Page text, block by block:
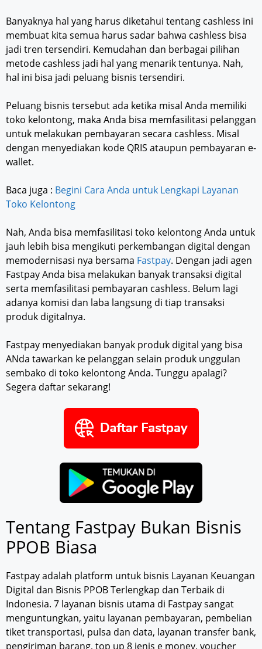
Banyaknya hal yang harus diketahui tentang cashless ini
membuat kita semua harus sadar bahwa cashless bisa
jadi tren tersendiri. Kemudahan dan berbagai pilihan
metode cashless jadi hal yang menarik tentunya. Nah,
hal ini bisa jadi peluang bisnis tersendiri.
Peluang bisnis tersebut ada ketika misal Anda memiliki
toko kelontong, maka Anda bisa memfasilitasi pelanggan
untuk melakukan pembayaran secara cashless. Misal
dengan menyediakan kode QRIS ataupun pembayaran e-
wallet.
Baca juga : Begini Cara Anda untuk Lengkapi Layanan
Toko Kelontong
Nah, Anda bisa memfasilitasi toko kelontong Anda untuk
jauh lebih bisa mengikuti perkembangan digital dengan
memodernisasi nya bersama Fastpay. Dengan jadi agen
Fastpay Anda bisa melakukan banyak transaksi digital
serta memfasilitasi pembayaran cashless. Belum lagi
adanya komisi dan laba langsung di tiap transaksi
produk digitalnya.
Fastpay menyediakan banyak produk digital yang bisa
ANda tawarkan ke pelanggan selain produk unggulan
sembako di toko kelontong Anda. Tunggu apalagi?
Segera daftar sekarang!
Tentang Fastpay Bukan Bisnis
PPOB Biasa
Fastpay adalah platform untuk bisnis Layanan Keuangan
Digital dan Bisnis PPOB Terlengkap dan Terbaik di
Indonesia. 7 layanan bisnis utama di Fastpay sangat
menguntungkan, yaitu layanan pembayaran, pembelian
tiket transportasi, pulsa dan data, layanan transfer bank,
pengiriman barang, top up 8 jenis e money, voucher